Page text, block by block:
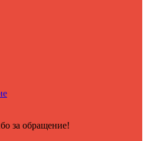
за обращение!